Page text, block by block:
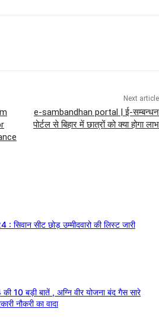
Next article
e-sambandhan portal | ई-सम्बन्धन
पोर्टल से बिहार में छात्रों को क्या होगा लाभ
सीट छोड़ उम्मीदवारो की लिस्ट जारी
बड़ी बातें , अग्नि वीर योजना बंद गैस सारे
नौकरी का वादा